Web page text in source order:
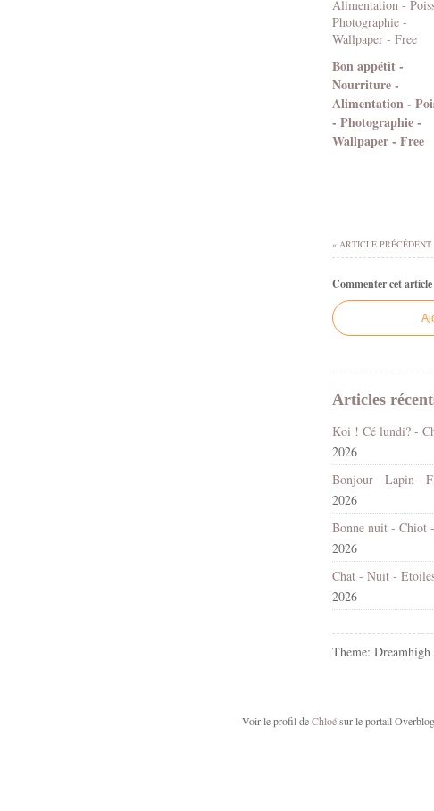
Bon appétit -
Nourriture -
Alimentation -
- Photographie -
Wallpaper - Free
« ARTICLE PRÉCÉDENT
Commenter cet article
Articles
2026
2026
2026
2026
Theme:
Voir le profil deChloésur le portail Overblog